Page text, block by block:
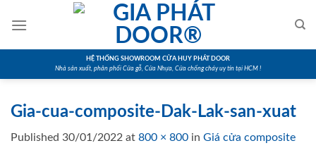
HỆ THỐNG SHOWROOM CỬA HUY PHÁT DOOR
Nhà sản xuất, phân phối Cửa gỗ, Cửa Nhựa, Cửa chống cháy uy tín tại HCM !
Gia-cua-composite-Dak-Lak-san-xuat
Published 30/01/2022 at 800 × 800 in Giá cửa composite